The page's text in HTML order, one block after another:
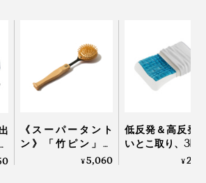
えるクリニックや治療院でも『アー
ザイン賞、2018年には健康医療アワ
す。
ギブアップ。毎日座り続けるうち、
座り続けられるようになりました。
《スーパータント
ン》「竹ピン」と
「しなり」で、心地
¥5,060
低反発＆高反発
いとこ取り、3D
ルキューブの「
¥